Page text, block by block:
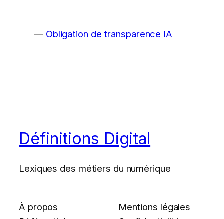
Obligation de transparence IA
Définitions Digital
Lexiques des métiers du numérique
À propos
Mentions légales